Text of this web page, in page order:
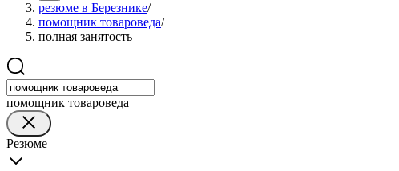
резюме в Березнике/
помощник товароведа/
полная занятость
помощник товароведа
Резюме